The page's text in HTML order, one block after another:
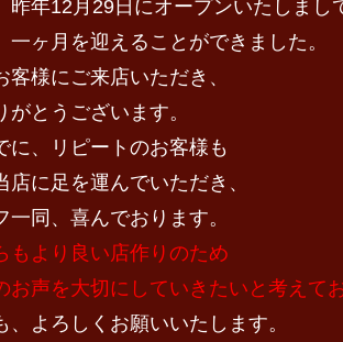
昨年12月29日にオープンいたしまし
一ヶ月を迎えることができました。
客様にご来店いただき、
がとうございます。
に、リピートのお客様も
店に足を運んでいただき、
一同、喜んでおります。
もより良い店作りのため
お声を大切にしていきたいと考えて
、よろしくお願いいたします。